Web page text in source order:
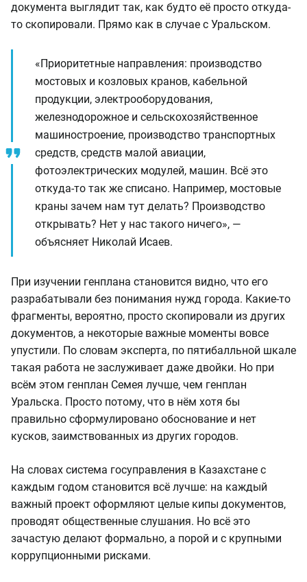
документа выглядит так, как будто её просто откуда-
то скопировали. Прямо как в случае с Уральском.
«Приоритетные направления: производство
мостовых и козловых кранов, кабельной
продукции, электрооборудования,
железнодорожное и сельскохозяйственное
машиностроение, производство транспортных
средств, средств малой авиации,
фотоэлектрических модулей, машин. Всё это
откуда-то так же списано. Например, мостовые
краны зачем нам тут делать? Производство
открывать? Нет у нас такого ничего», —
объясняет Николай Исаев.
При изучении генплана становится видно, что его
разрабатывали без понимания нужд города. Какие-то
фрагменты, вероятно, просто скопировали из других
документов, а некоторые важные моменты вовсе
упустили. По словам эксперта, по пятибалльной шкале
такая работа не заслуживает даже двойки. Но при
всём этом генплан Семея лучше, чем генплан
Уральска. Просто потому, что в нём хотя бы
правильно сформулировано обоснование и нет
кусков, заимствованных из других городов.
На словах система госуправления в Казахстане с
каждым годом становится всё лучше: на каждый
важный проект оформляют целые кипы документов,
проводят общественные слушания. Но всё это
зачастую делают формально, а порой и с крупными
коррупционными рисками.